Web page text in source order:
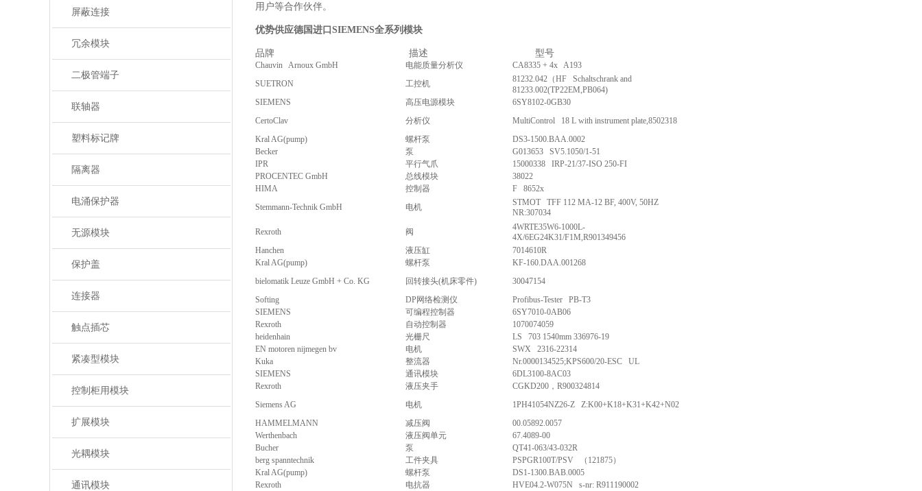
屏蔽连接
冗余模块
二极管端子
联轴器
塑料标记牌
隔离器
电涌保护器
无源模块
保护盖
连接器
触点插芯
紧凑型模块
控制柜用模块
扩展模块
光耦模块
通讯模块
用户等合作伙伴。
优势供应德国进口SIEMENS全系列模块
品牌 描述 型号
Chauvin Arnoux GmbH 电能质量分析仪
CA8335 + 4x A193
SUETRON
工控机
81232.042（HF Schaltschrank and
81233.002(TP22EM,PB064)
SIEMENS
高压电源模块
6SY8102-0GB30
CertoClav
分析仪
MultiControl 18 L with instrument plate,8502318
Kral AG(pump)
螺杆泵
DS3-1500.BAA.0002
Becker
泵
G013653 SV5.1050/1-51
IPR
平行气爪
15000338 IRP-21/37-ISO 250-FI
PROCENTEC GmbH
总线模块
38022
HIMA
控制器
F 8652x
Stemmann-Technik GmbH
电机
STMOT TFF 112 MA-12 BF, 400V, 50HZ
NR:307034
Rexroth
阀
4WRTE35W6-1000L-
4X/6EG24K31/F1M,R901349456
Hanchen
液压缸
7014610R
Kral AG(pump)
螺杆泵
KF-160.DAA.001268
bielomatik Leuze GmbH + Co. KG
回转接头(机床零件)
30047154
Softing
DP网络检测仪
Profibus-Tester PB-T3
SIEMENS
可编程控制器
6SY7010-0AB06
Rexroth
自动控制器
1070074059
heidenhain
光栅尺
LS 703 1540mm 336976-19
EN motoren nijmegen bv
电机
SWX 2316-22314
Kuka
整流器
Nr.0000134525;KPS600/20-ESC UL
SIEMENS
通讯模块
6DL3100-8AC03
Rexroth
液压夹手
CGKD200，R900324814
Siemens AG
电机
1PH41054NZ26-Z Z:K00+K18+K31+K42+N02
HAMMELMANN
减压阀
00.05892.0057
Werthenbach
液压阀单元
67.4089-00
Bucher
泵
QT41-063/43-032R
berg spanntechnik
工件夹具
PSPGR100T/PSV （121875）
Kral AG(pump)
螺杆泵
DS1-1300.BAB.0005
Rexroth
电抗器
HVE04.2-W075N s-nr: R911190002